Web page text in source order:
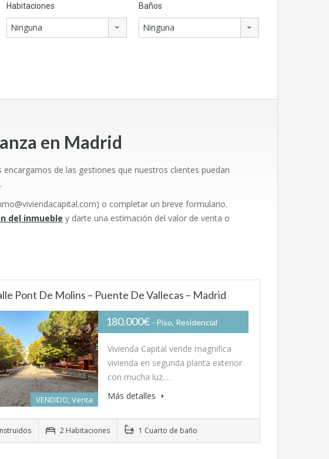
Habitaciones
Ninguna
Baños
Ninguna
en Madrid
encargamos de las gestiones que nuestros clientes puedan
o completar un breve formulario.
del inmueble y darte una estimación del valor de venta o
Pont De Molins – Puente De Vallecas – Madrid
VENDIDO, Venta
180.000€ - Piso, Residencial
Vivienda Capital vende magnifica
vivienda en segunda planta exterior
con mucha luz.…
Más detalles
2 Habitaciones 1 Cuarto de baño